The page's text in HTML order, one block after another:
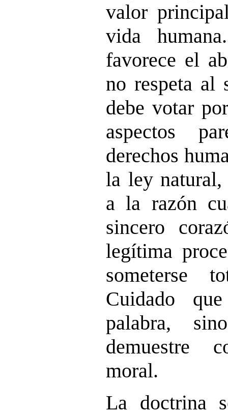
valor
vida
favorece el
no respeta al
debe votar
aspectos
derechos
la ley natural,
a la razón
sincero
legítima
someterse
Cuidado
palabra,
demuestre
moral.
La doctrina